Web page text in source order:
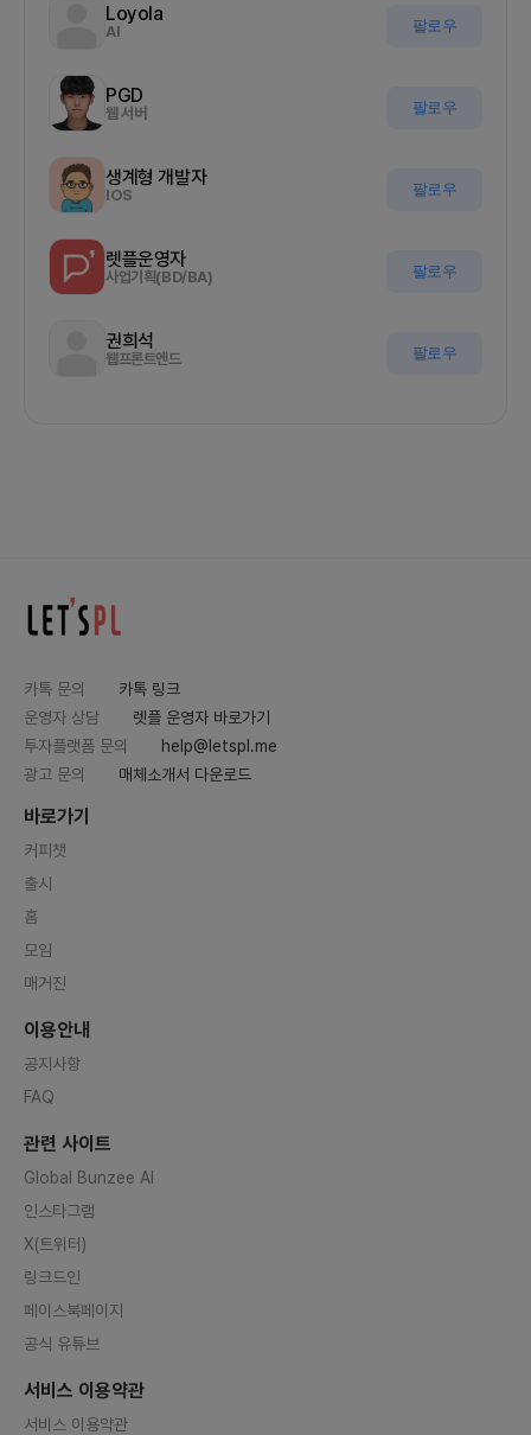
Loyola
AI 팔로우
PGD
웹 서버 팔로우
생계형 개발자
IOS 팔로우
렛플운영자
사업기획(BD/BA) 팔로우
권희석
웹프론트엔드 팔로우
카톡 문의
카톡 링크
운영자 상담
렛플 운영자 바로가기
투자플랫폼 문의
help@letspl.me
광고 문의
매체소개서 다운로드
바로가기
커피챗
출시
홈
모임
매거진
이용안내
공지사항
FAQ
관련 사이트
Global Bunzee AI
인스타그램
X(트위터)
링크드인
페이스북페이지
공식 유튜브
서비스 이용약관
서비스 이용약관